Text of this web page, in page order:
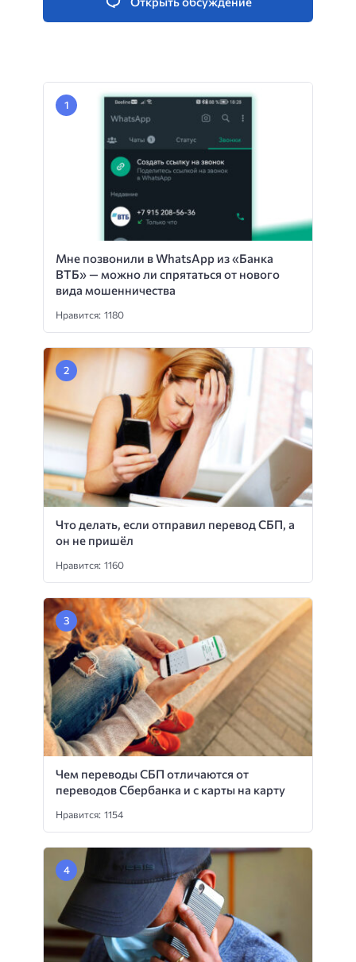
Мне позвонили в WhatsApp из «Банка
ВТБ» — можно ли спрятаться от нового
вида мошенничества
Нравится: 1180
Что делать, если отправил перевод СБП, а
он не пришёл
Нравится: 1160
Чем переводы СБП отличаются от
переводов Сбербанка и с карты на карту
Нравится: 1154